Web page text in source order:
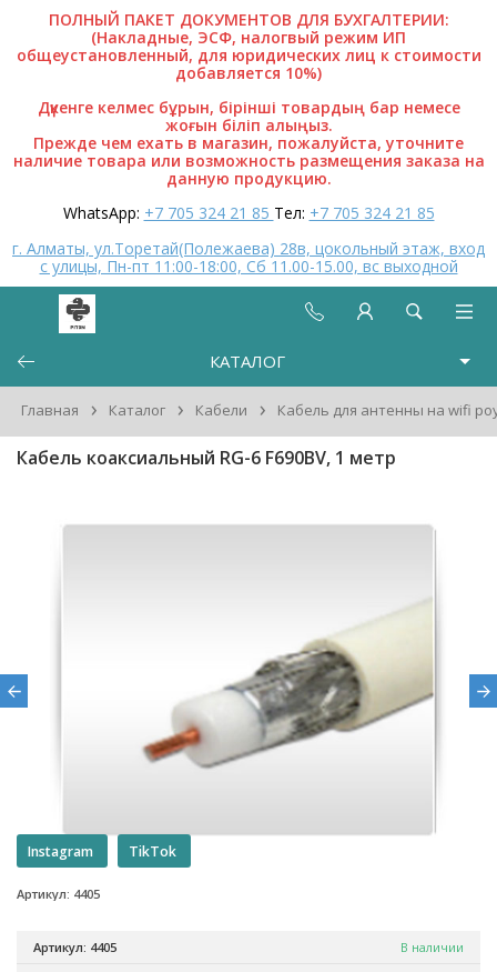
ПОЛНЫЙ ПАКЕТ ДОКУМЕНТОВ ДЛЯ БУХГАЛТЕРИИ:
(Накладные, ЭСФ, налогвый режим ИП
общеустановленный, для юридических лиц к стоимости
добавляется 10%)
Дүкенге келмес бұрын, бірінші товардың бар немесе
жоғын біліп алыңыз.
Прежде чем ехать в магазин, пожалуйста, уточните
наличие товара или возможность размещения заказа на
данную продукцию.
WhatsApp: +7 705 324 21 85 Тел: +7 705 324 21 85
г. Алматы, ул.Торетай(Полежаева) 28в, цокольный этаж, вход
с улицы, Пн-пт 11:00-18:00, Сб 11.00-15.00, вс выходной
КАТАЛОГ
Главная › Каталог › Кабели › Кабель для антенны на wifi
Кабель коаксиальный RG-6 F690BV, 1 метр
Артикул: 4405
Instagram TikTok
Артикул: 4405 В наличии